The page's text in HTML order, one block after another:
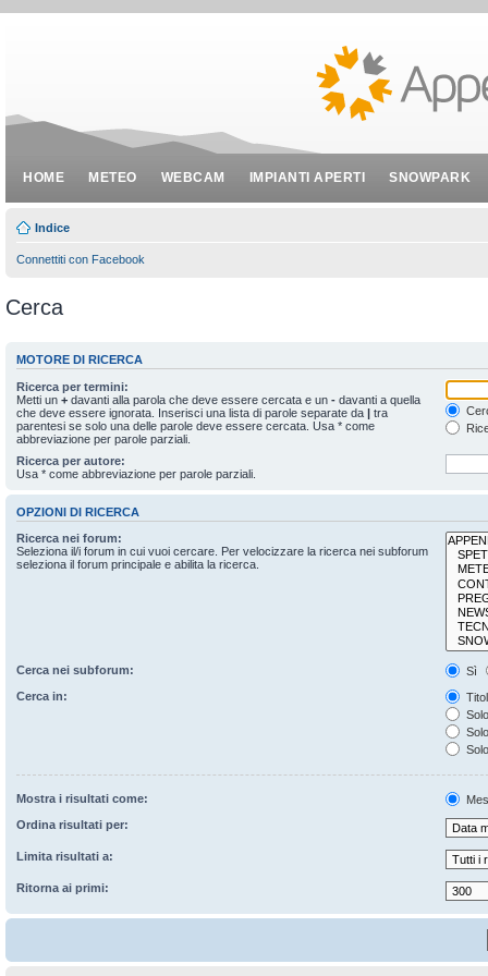
HOME METEO WEBCAM IMPIANTI APERTI SNOWPARK
Indice
Connettiti con Facebook
Cerca
MOTORE DI RICERCA
Ricerca per termini:
Metti un + davanti alla parola che deve essere cercata e un - davanti a quella
che deve essere ignorata. Inserisci una lista di parole separate da | tra
parentesi se solo una delle parole deve essere cercata. Usa * come
abbreviazione per parole parziali.
Ricerca per autore:
Usa * come abbreviazione per parole parziali.
OPZIONI DI RICERCA
Ricerca nei forum:
Seleziona il/i forum in cui vuoi cercare. Per velocizzare la ricerca nei subforum
seleziona il forum principale e abilita la ricerca.
Cerca nei subforum:
Sì
Cerca in:
Mostra i risultati come:
Ordina risultati per:
Limita risultati a:
Ritorna ai primi: